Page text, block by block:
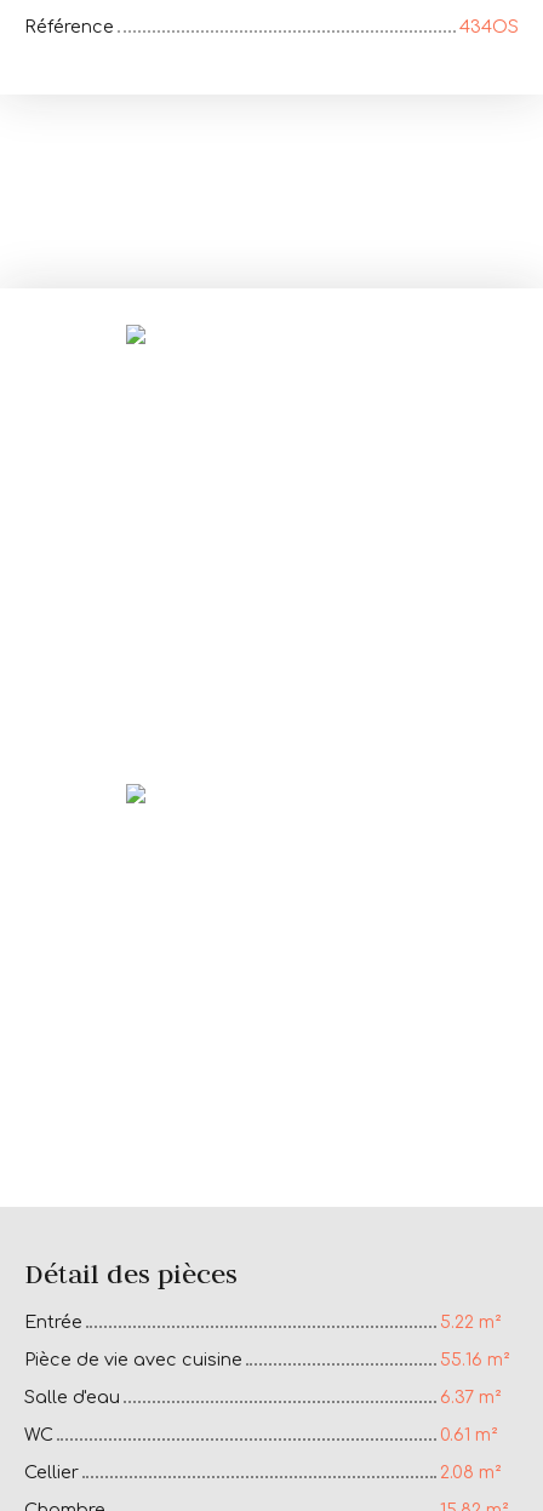
Référence 434OS
Détail des pièces
Entrée
5.22 m²
Pièce de vie avec cuisine
55.16 m²
Salle d'eau
6.37 m²
WC
0.61 m²
Cellier
2.08 m²